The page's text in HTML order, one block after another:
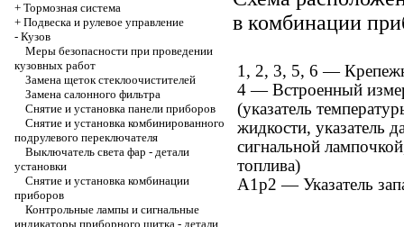
+ Тормозная система
+ Подвеска и рулевое управление
- Кузов
Меры безопасности при проведении
кузовных работ
Замена щеток стеклоочистителей
Замена салонного фильтра
Снятие и установка панели приборов
Снятие и установка комбинированного
подрулевого переключателя
Выключатель света фар - детали
установки
Снятие и установка комбинации
приборов
Контрольные лампы и сигнальные
индикаторы приборного щитка - детали
в комбинации
1, 2, 3, 5, 6 —
4 — Встроенный
(указатель
жидкости, указатель
сигнальной
топлива)
А1р2 — Указатель